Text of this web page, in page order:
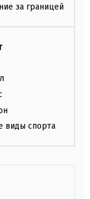
за границей
виды спорта